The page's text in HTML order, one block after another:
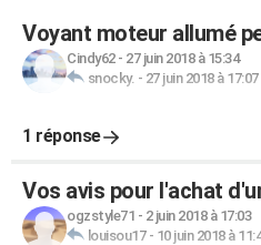
Voyant moteur allumé
Cindy62- 27 juin 2018 à 15:34
snocky. - 27 juin 2018 à 17:07
1 réponse
Vos avis pour l'achat
ogzstyle71 - 2 juin 2018 à 17:03
louisou17- 10 juin 2018 à